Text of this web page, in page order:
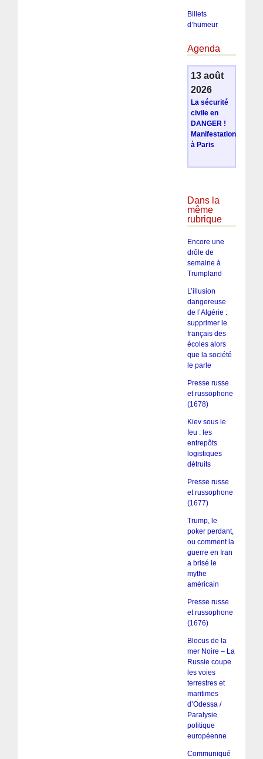
Billets
d’humeur
Agenda
13 août
2026
La sécurité
civile en
DANGER !
Manifestation
à Paris
Dans la
même
rubrique
Encore une
drôle de
semaine à
Trumpland
L’illusion
dangereuse
de l’Algérie :
supprimer le
français des
écoles alors
que la société
le parle
Presse russe
et russophone
(1678)
Kiev sous le
feu : les
entrepôts
logistiques
détruits
Presse russe
et russophone
(1677)
Trump, le
poker perdant,
ou comment la
guerre en Iran
a brisé le
mythe
américain
Presse russe
et russophone
(1676)
Blocus de la
mer Noire – La
Russie coupe
les voies
terrestres et
maritimes
d’Odessa /
Paralysie
politique
européenne
Communiqué